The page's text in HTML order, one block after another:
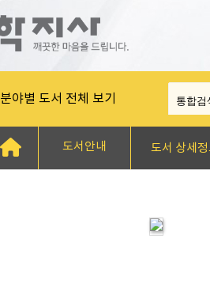
분야별 도서 전체 보기
도서안내 도서 상세